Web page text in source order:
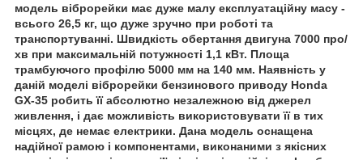
модель віброрейки має дуже малу експлуатаційну масу -
всього 26,5 кг, що дуже зручно при роботі та
транспортуванні. Швидкість обертання двигуна 7000 про/
хв при максимальній потужності 1,1 кВт. Площа
трамбуючого профілю 5000 мм на 140 мм. Наявність у
даній моделі віброрейки бензинового приводу Honda
GX-35 робить її абсолютно незалежною від джерел
живлення, і дає можливість використовувати її в тих
місцях, де немає електрики. Дана модель оснащена
надійної рамою і компонентами, виконаними з якісних